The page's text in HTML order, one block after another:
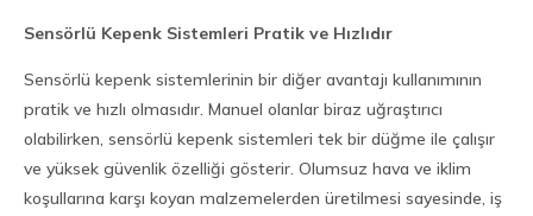
Sensörlü Kepenk Sistemleri Pratik ve Hızlıdır
Sensörlü kepenk sistemlerinin bir diğer avantajı kullanımının
pratik ve hızlı olmasıdır. Manuel olanlar biraz uğraştırıcı
olabilirken, sensörlü kepenk sistemleri tek bir düğme ile çalışır
ve yüksek güvenlik özelliği gösterir. Olumsuz hava ve iklim
koşullarına karşı koyan malzemelerden üretilmesi sayesinde, iş